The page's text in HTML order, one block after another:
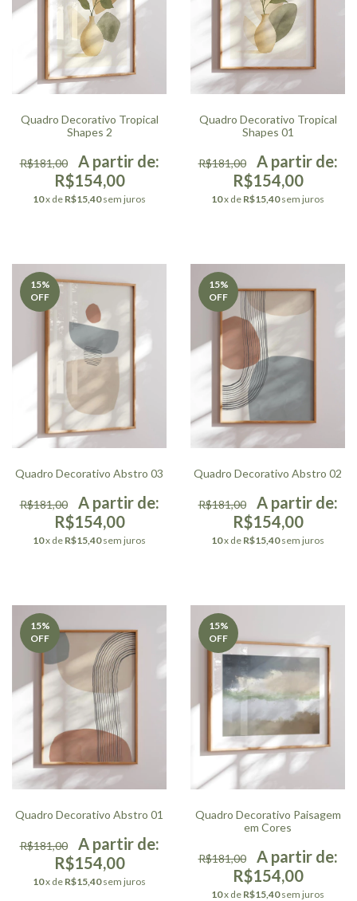
Quadro Decorativo Tropical
Shapes 2
R$181,00
R$154,00
10x de R$15,40 sem juros
Quadro Decorativo Tropical
Shapes 01
R$181,00
R$154,00
10x de R$15,40 sem juros
15%
OFF
Quadro Decorativo Abstro 03
R$181,00
R$154,00
10x de R$15,40 sem juros
15%
OFF
Quadro Decorativo Abstro 02
R$181,00
R$154,00
10x de R$15,40 sem juros
15%
OFF
Quadro Decorativo Abstro 01
R$181,00
R$154,00
10x de R$15,40 sem juros
15%
OFF
Quadro Decorativo Paisagem
em Cores
R$181,00
R$154,00
10x de R$15,40 sem juros